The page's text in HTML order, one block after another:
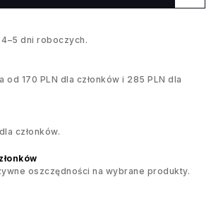
dni roboczych.
od 170 PLN dla członków i 285 PLN dla
członków.
oszczędności na wybrane produkty.